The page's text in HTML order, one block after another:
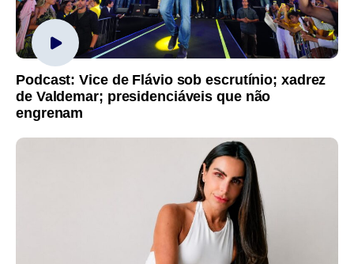
Podcast: Vice de Flávio sob escrutínio; xadrez
de Valdemar; presidenciáveis que não
engrenam